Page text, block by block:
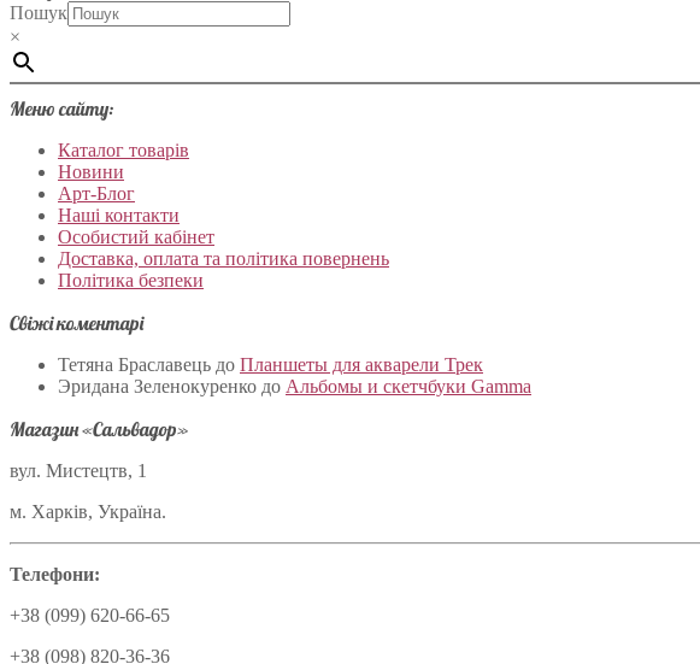
Пошук
×
Меню сайту:
Каталог товарів
Новини
Арт-Блог
Наші контакти
Особистий кабінет
Доставка, оплата та політика повернень
Політика безпеки
Свіжі коментарі
Тетяна Браславець до Планшеты для акварели Трек
Эридана Зеленокуренко до Альбомы и скетчбуки Gamma
Магазин «Сальвадор»
вул. Мистецтв, 1
м. Харків, Україна.
Телефони:
+38 (099) 620-66-65
+38 (098) 820-36-36